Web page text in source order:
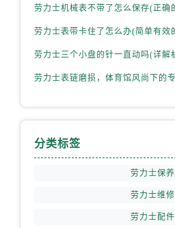
分类标签
劳力士保养
劳力士维修
劳力士配件